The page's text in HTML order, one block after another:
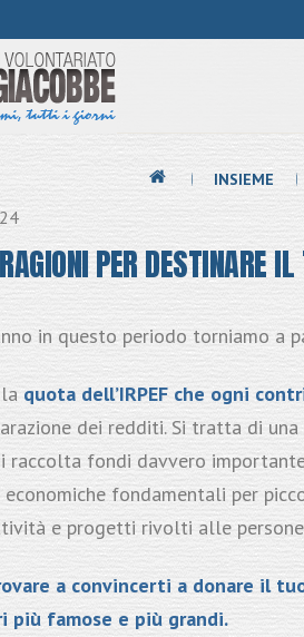
INSIEME
PER DESTINARE
in questo periodo torniamo a
laquota dell’IRPEF che ogni
dei redditi. Si tratta di
raccolta fondi davvero
fondamentali per
e progetti rivolti alle
a convincerti a donare il
più famose e più grandi.